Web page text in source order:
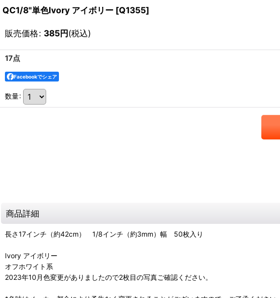
QC1/8"単色Ivory アイボリー [Q1355]
販売価格: 385円(税込)
17点
Facebookでシェア
数量:
商品詳細
長さ17インチ（約42cm） 1/8インチ（約3mm）幅 50枚入り
Ivory アイボリー
オフホワイト系
2023年10月色変更がありましたので2枚目の写真ご確認ください。